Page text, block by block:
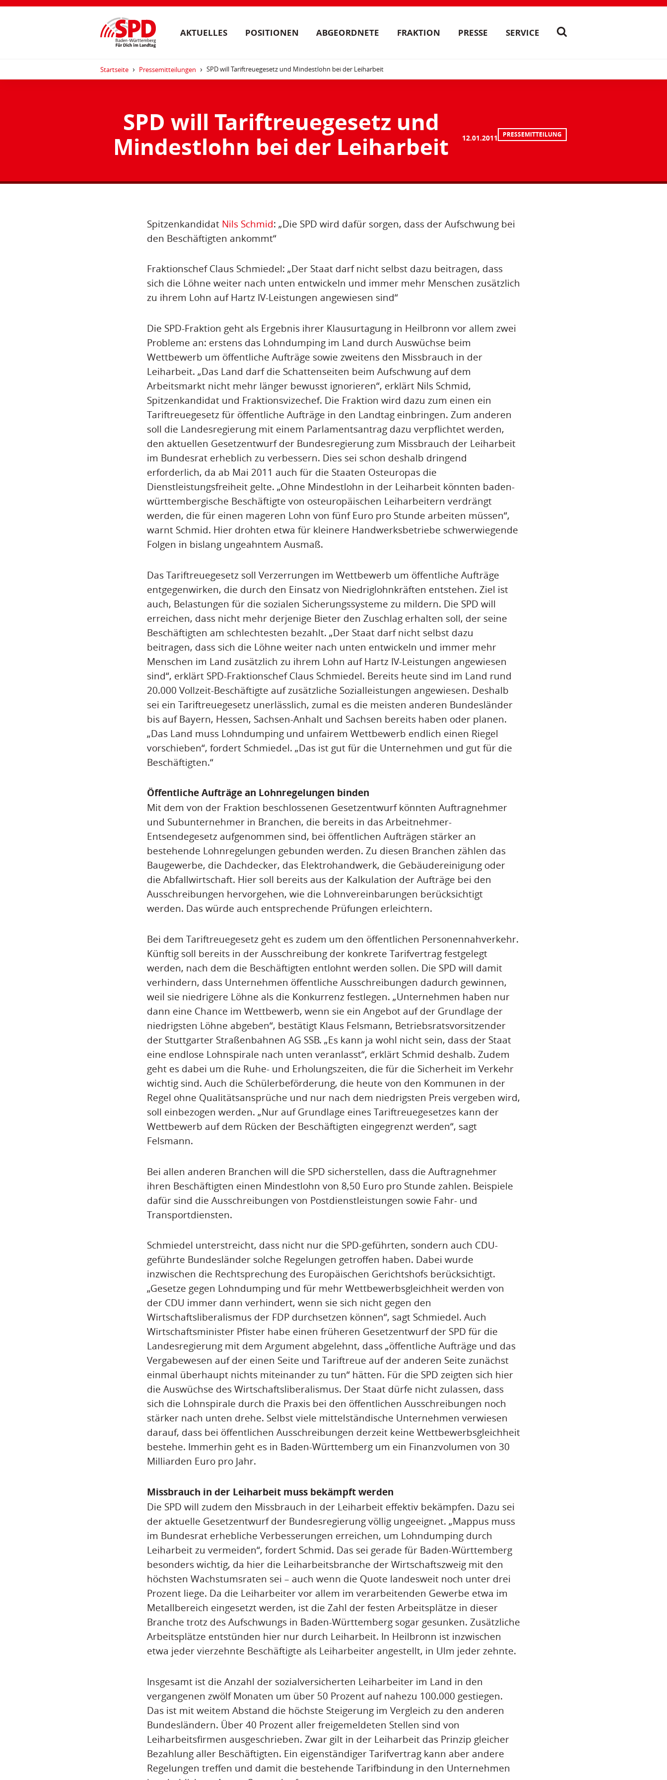
AKTUELLES POSITIONEN ABGEORDNETE FRAKTION PRESSE SERVICE
Startseite Pressemitteilungen SPD will Tariftreuegesetz und Mindestlohn bei der Leiharbeit
SPD will Tariftreuegesetz und
Mindestlohn bei der Leiharbeit
12.01.2011 PRESSEMITTEILUNG
Spitzenkandidat Nils Schmid: „Die SPD wird dafür sorgen, dass der Aufschwung bei
den Beschäftigten ankommt“
Fraktionschef Claus Schmiedel: „Der Staat darf nicht selbst dazu beitragen, dass
sich die Löhne weiter nach unten entwickeln und immer mehr Menschen zusätzlich
zu ihrem Lohn auf Hartz IV-Leistungen angewiesen sind“
Die SPD-Fraktion geht als Ergebnis ihrer Klausurtagung in Heilbronn vor allem zwei
Probleme an: erstens das Lohndumping im Land durch Auswüchse beim
Wettbewerb um öffentliche Aufträge sowie zweitens den Missbrauch in der
Leiharbeit. „Das Land darf die Schattenseiten beim Aufschwung auf dem
Arbeitsmarkt nicht mehr länger bewusst ignorieren“, erklärt Nils Schmid,
Spitzenkandidat und Fraktionsvizechef. Die Fraktion wird dazu zum einen ein
Tariftreuegesetz für öffentliche Aufträge in den Landtag einbringen. Zum anderen
soll die Landesregierung mit einem Parlamentsantrag dazu verpflichtet werden,
den aktuellen Gesetzentwurf der Bundesregierung zum Missbrauch der Leiharbeit
im Bundesrat erheblich zu verbessern. Dies sei schon deshalb dringend
erforderlich, da ab Mai 2011 auch für die Staaten Osteuropas die
Dienstleistungsfreiheit gelte. „Ohne Mindestlohn in der Leiharbeit könnten baden-
württembergische Beschäftigte von osteuropäischen Leiharbeitern verdrängt
werden, die für einen mageren Lohn von fünf Euro pro Stunde arbeiten müssen“,
warnt Schmid. Hier drohten etwa für kleinere Handwerksbetriebe schwerwiegende
Folgen in bislang ungeahntem Ausmaß.
Das Tariftreuegesetz soll Verzerrungen im Wettbewerb um öffentliche Aufträge
entgegenwirken, die durch den Einsatz von Niedriglohnkräften entstehen. Ziel ist
auch, Belastungen für die sozialen Sicherungssysteme zu mildern. Die SPD will
erreichen, dass nicht mehr derjenige Bieter den Zuschlag erhalten soll, der seine
Beschäftigten am schlechtesten bezahlt. „Der Staat darf nicht selbst dazu
beitragen, dass sich die Löhne weiter nach unten entwickeln und immer mehr
Menschen im Land zusätzlich zu ihrem Lohn auf Hartz IV-Leistungen angewiesen
sind“, erklärt SPD-Fraktionschef Claus Schmiedel. Bereits heute sind im Land rund
20.000 Vollzeit-Beschäftigte auf zusätzliche Sozialleistungen angewiesen. Deshalb
sei ein Tariftreuegesetz unerlässlich, zumal es die meisten anderen Bundesländer
bis auf Bayern, Hessen, Sachsen-Anhalt und Sachsen bereits haben oder planen.
„Das Land muss Lohndumping und unfairem Wettbewerb endlich einen Riegel
vorschieben“, fordert Schmiedel. „Das ist gut für die Unternehmen und gut für die
Beschäftigten.“
Öffentliche Aufträge an Lohnregelungen binden
Mit dem von der Fraktion beschlossenen Gesetzentwurf könnten Auftragnehmer
und Subunternehmer in Branchen, die bereits in das Arbeitnehmer-
Entsendegesetz aufgenommen sind, bei öffentlichen Aufträgen stärker an
bestehende Lohnregelungen gebunden werden. Zu diesen Branchen zählen das
Baugewerbe, die Dachdecker, das Elektrohandwerk, die Gebäudereinigung oder
die Abfallwirtschaft. Hier soll bereits aus der Kalkulation der Aufträge bei den
Ausschreibungen hervorgehen, wie die Lohnvereinbarungen berücksichtigt
werden. Das würde auch entsprechende Prüfungen erleichtern.
Bei dem Tariftreuegesetz geht es zudem um den öffentlichen Personennahverkehr.
Künftig soll bereits in der Ausschreibung der konkrete Tarifvertrag festgelegt
werden, nach dem die Beschäftigten entlohnt werden sollen. Die SPD will damit
verhindern, dass Unternehmen öffentliche Ausschreibungen dadurch gewinnen,
weil sie niedrigere Löhne als die Konkurrenz festlegen. „Unternehmen haben nur
dann eine Chance im Wettbewerb, wenn sie ein Angebot auf der Grundlage der
niedrigsten Löhne abgeben“, bestätigt Klaus Felsmann, Betriebsratsvorsitzender
der Stuttgarter Straßenbahnen AG SSB. „Es kann ja wohl nicht sein, dass der Staat
eine endlose Lohnspirale nach unten veranlasst“, erklärt Schmid deshalb. Zudem
geht es dabei um die Ruhe- und Erholungszeiten, die für die Sicherheit im Verkehr
wichtig sind. Auch die Schülerbeförderung, die heute von den Kommunen in der
Regel ohne Qualitätsansprüche und nur nach dem niedrigsten Preis vergeben wird,
soll einbezogen werden. „Nur auf Grundlage eines Tariftreuegesetzes kann der
Wettbewerb auf dem Rücken der Beschäftigten eingegrenzt werden“, sagt
Felsmann.
Bei allen anderen Branchen will die SPD sicherstellen, dass die Auftragnehmer
ihren Beschäftigten einen Mindestlohn von 8,50 Euro pro Stunde zahlen. Beispiele
dafür sind die Ausschreibungen von Postdienstleistungen sowie Fahr- und
Transportdiensten.
Schmiedel unterstreicht, dass nicht nur die SPD-geführten, sondern auch CDU-
geführte Bundesländer solche Regelungen getroffen haben. Dabei wurde
inzwischen die Rechtsprechung des Europäischen Gerichtshofs berücksichtigt.
„Gesetze gegen Lohndumping und für mehr Wettbewerbsgleichheit werden von
der CDU immer dann verhindert, wenn sie sich nicht gegen den
Wirtschaftsliberalismus der FDP durchsetzen können“, sagt Schmiedel. Auch
Wirtschaftsminister Pfister habe einen früheren Gesetzentwurf der SPD für die
Landesregierung mit dem Argument abgelehnt, dass „öffentliche Aufträge und das
Vergabewesen auf der einen Seite und Tariftreue auf der anderen Seite zunächst
einmal überhaupt nichts miteinander zu tun“ hätten. Für die SPD zeigten sich hier
die Auswüchse des Wirtschaftsliberalismus. Der Staat dürfe nicht zulassen, dass
sich die Lohnspirale durch die Praxis bei den öffentlichen Ausschreibungen noch
stärker nach unten drehe. Selbst viele mittelständische Unternehmen verwiesen
darauf, dass bei öffentlichen Ausschreibungen derzeit keine Wettbewerbsgleichheit
bestehe. Immerhin geht es in Baden-Württemberg um ein Finanzvolumen von 30
Milliarden Euro pro Jahr.
Missbrauch in der Leiharbeit muss bekämpft werden
Die SPD will zudem den Missbrauch in der Leiharbeit effektiv bekämpfen. Dazu sei
der aktuelle Gesetzentwurf der Bundesregierung völlig ungeeignet. „Mappus muss
im Bundesrat erhebliche Verbesserungen erreichen, um Lohndumping durch
Leiharbeit zu vermeiden“, fordert Schmid. Das sei gerade für Baden-Württemberg
besonders wichtig, da hier die Leiharbeitsbranche der Wirtschaftszweig mit den
höchsten Wachstumsraten sei – auch wenn die Quote landesweit noch unter drei
Prozent liege. Da die Leiharbeiter vor allem im verarbeitenden Gewerbe etwa im
Metallbereich eingesetzt werden, ist die Zahl der festen Arbeitsplätze in dieser
Branche trotz des Aufschwungs in Baden-Württemberg sogar gesunken. Zusätzliche
Arbeitsplätze entstünden hier nur durch Leiharbeit. In Heilbronn ist inzwischen
etwa jeder vierzehnte Beschäftigte als Leiharbeiter angestellt, in Ulm jeder zehnte.
Insgesamt ist die Anzahl der sozialversicherten Leiharbeiter im Land in den
vergangenen zwölf Monaten um über 50 Prozent auf nahezu 100.000 gestiegen.
Das ist mit weitem Abstand die höchste Steigerung im Vergleich zu den anderen
Bundesländern. Über 40 Prozent aller freigemeldeten Stellen sind von
Leiharbeitsfirmen ausgeschrieben. Zwar gilt in der Leiharbeit das Prinzip gleicher
Bezahlung aller Beschäftigten. Ein eigenständiger Tarifvertrag kann aber andere
Regelungen treffen und damit die bestehende Tarifbindung in den Unternehmen